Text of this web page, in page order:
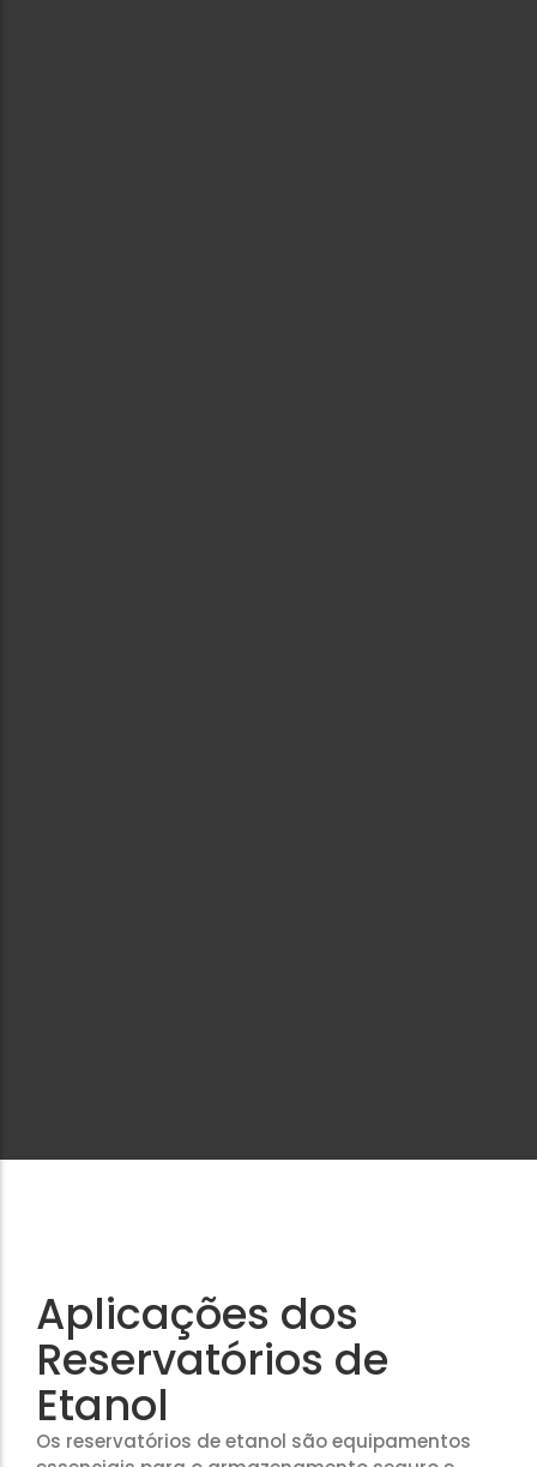
Aplicações dos
Reservatórios de
Etanol
Os reservatórios de etanol são equipamentos